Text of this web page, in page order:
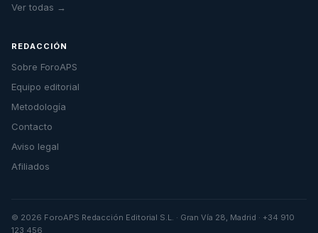
Ver todas →
REDACCIÓN
Sobre ForoAPS
Equipo editorial
Metodología
Contacto
Aviso legal
Afiliados
© 2026 ForoAPS Redacción Editorial S.L. · Gran Vía 28, Madrid · +34 910
123 456